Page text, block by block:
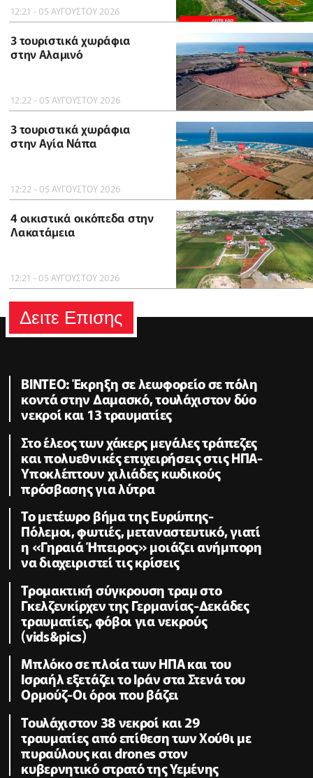
12:21 - 05 ΑΥΓΟΥΣΤΟΥ 2026
3 τουριστικά χωράφια
στην Αλαμινό
12:22 - 05 ΑΥΓΟΥΣΤΟΥ 2026
3 τουριστικά χωράφια
στην Αγία Νάπα
12:22 - 05 ΑΥΓΟΥΣΤΟΥ 2026
4 οικιστικά οικόπεδα στην
Λακατάμεια
12:21 - 05 ΑΥΓΟΥΣΤΟΥ 2026
Δειτε Επισης
ΒΙΝΤΕΟ: Έκρηξη σε λεωφορείο σε πόλη
κοντά στην Δαμασκό, τουλάχιστον δύο
νεκροί και 13 τραυματίες
Στο έλεος των χάκερς μεγάλες τράπεζες
και πολυεθνικές επιχειρήσεις στις ΗΠΑ-
Υποκλέπτουν χιλιάδες κωδικούς
πρόσβασης για λύτρα
Το μετέωρο βήμα της Ευρώπης-
Πόλεμοι, φωτιές, μεταναστευτικό, γιατί
η «Γηραιά Ήπειρος» μοιάζει ανήμπορη
να διαχειριστεί τις κρίσεις
Τρομακτική σύγκρουση τραμ στο
Γκελζενκίρχεν της Γερμανίας-Δεκάδες
τραυματίες, φόβοι για νεκρούς
(vids&pics)
Μπλόκο σε πλοία των ΗΠΑ και του
Ισραήλ εξετάζει το Ιράν στα Στενά του
Ορμούζ-Οι όροι που βάζει
Τουλάχιστον 38 νεκροί και 29
τραυματίες από επίθεση των Χούθι με
πυραύλους και drones στον
κυβερνητικό στρατό της Υεμένης